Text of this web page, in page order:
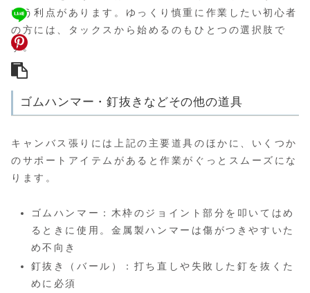
いう利点があります。ゆっくり慎重に作業したい初心者
の方には、タックスから始めるのもひとつの選択肢で
す。
ゴムハンマー・釘抜きなどその他の道具
キャンバス張りには上記の主要道具のほかに、いくつか
のサポートアイテムがあると作業がぐっとスムーズにな
ります。
ゴムハンマー：木枠のジョイント部分を叩いてはめ
るときに使用。金属製ハンマーは傷がつきやすいた
め不向き
釘抜き（バール）：打ち直しや失敗した釘を抜くた
めに必須